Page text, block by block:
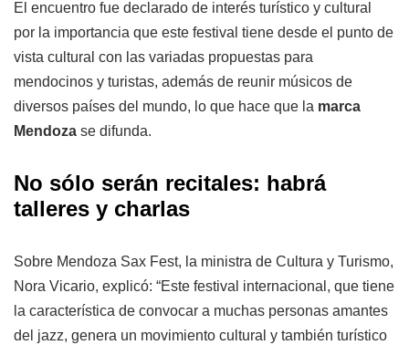
El encuentro fue declarado de interés turístico y cultural
por la importancia que este festival tiene desde el punto de
vista cultural con las variadas propuestas para
mendocinos y turistas, además de reunir músicos de
diversos países del mundo, lo que hace que la marca
Mendoza se difunda.
No sólo serán recitales: habrá
talleres y charlas
Sobre Mendoza Sax Fest, la ministra de Cultura y Turismo,
Nora Vicario, explicó: “Este festival internacional, que tiene
la característica de convocar a muchas personas amantes
del jazz, genera un movimiento cultural y también turístico